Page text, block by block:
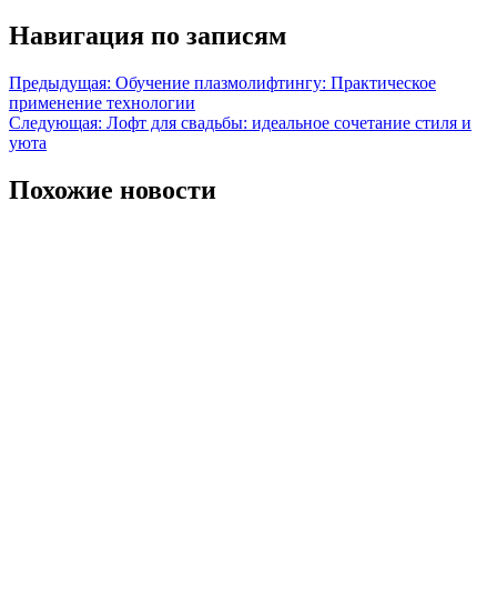
Навигация по записям
Предыдущая: Обучение плазмолифтингу: Практическое
применение технологии
Следующая: Лофт для свадьбы: идеальное сочетание стиля и
уюта
Похожие новости